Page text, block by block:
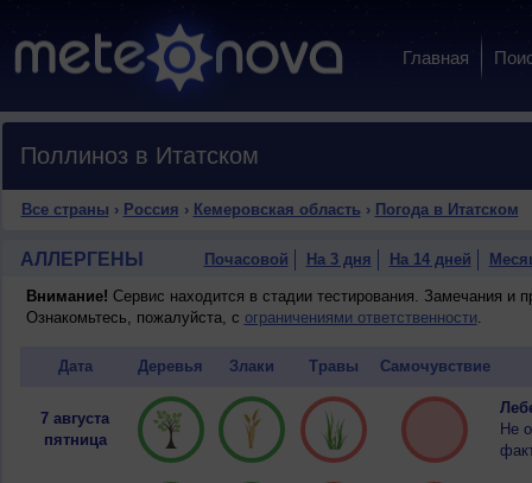
Главная
Поллиноз в Итатском
Все страны › Россия › Кемеровская область › Погода в Итатском
АЛЛЕРГЕНЫ Почасовой На 3 дня На 14 дней
Внимание! Сервис находится в стадии тестирования. Замечания и
Ознакомьтесь, пожалуйста, с ограничениями ответственности.
Дата Деревья Злаки Травы Самочувствие
7 августа
пятница
Не